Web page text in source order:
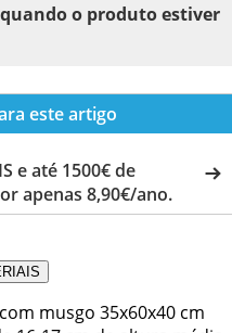
o produto estiver
este artigo
e até 1500€ de
apenas 8,90€/ano.
musgo 35x60x40 cm